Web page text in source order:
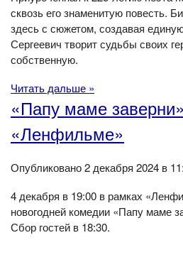
сквозь его знаменитую повесть.
здесь с сюжетом, создавая
Сергеевич творит судьбы своих
собственную.
Читать дальше »
«Папу маме
«Ленфильме»
Опубликовано 2 декабря 2024 в
4 декабря в 19:00 в рамках
новогодней комедии «Папу маме
Сбор гостей в 18:30.